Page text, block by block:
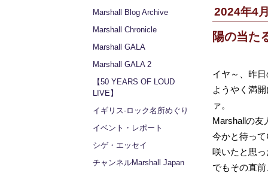
Marshall Blog Archive
Marshall Chronicle
Marshall GALA
Marshall GALA 2
【50 YEARS OF LOUD
LIVE】
イギリス‐ロック名所めぐり
イベント・レポート
シゲ・エッセイ
チャンネルMarshall Japan
2024年4
陽の当た
イヤ～、昨
ようやく満
ァ。
Marshallの友
今かと待っ
咲いたと思
でもその直